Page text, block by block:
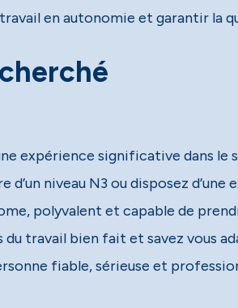
en autonomie et garantir la
expérience significative dans le
d’un niveau N3 ou disposez d’une
polyvalent et capable de
du travail bien fait et savez vous
fiable, sérieuse et